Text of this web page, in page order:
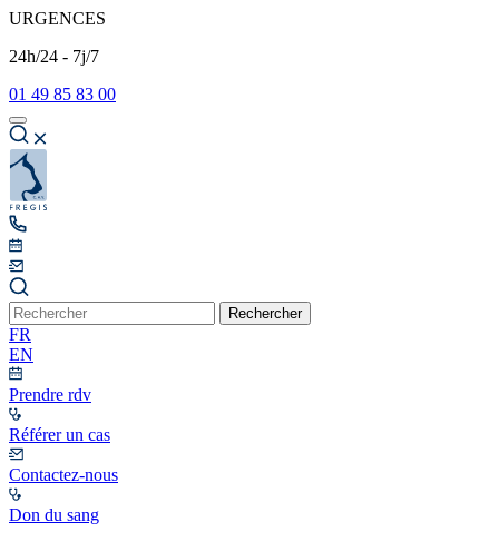
URGENCES
24h/24 - 7j/7
01 49 85 83 00
Rechercher
FR
EN
Prendre rdv
Référer un cas
Contactez-nous
Don du sang